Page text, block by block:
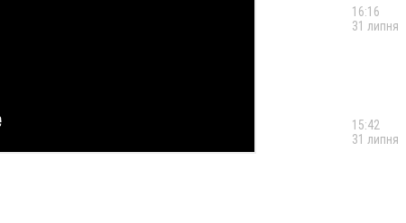
16:16
31 липня
15:42
31 липня